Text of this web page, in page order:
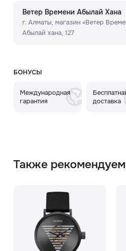
Ветер Времени Абылай Хана
г. Алматы, ​магазин «Ветер
Абылай хана, 127
БОНУСЫ
Международная
гарантия
доставка
Также рекомендуем